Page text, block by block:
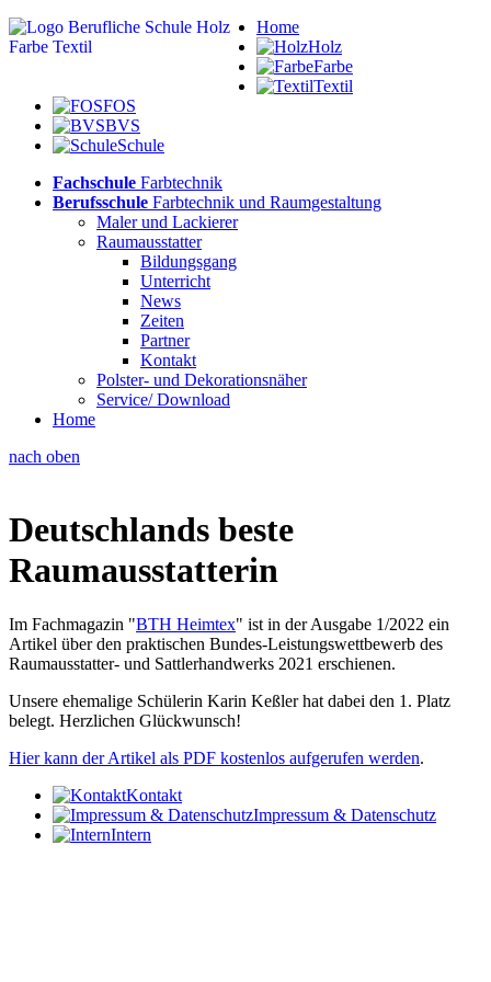
Home
Holz
Farbe
Textil
FOS
BVS
Schule
Fachschule Farbtechnik
Berufsschule Farbtechnik und Raumgestaltung
Maler und Lackierer
Raumausstatter
Bildungsgang
Unterricht
News
Zeiten
Partner
Kontakt
Polster- und Dekorationsnäher
Service/ Download
Home
nach oben
Deutschlands beste
Raumausstatterin
Im Fachmagazin "BTH Heimtex" ist in der Ausgabe 1/2022 ein
Artikel über den praktischen Bundes-Leistungswettbewerb des
Raumausstatter- und Sattlerhandwerks 2021 erschienen.
Unsere ehemalige Schülerin Karin Keßler hat dabei den 1. Platz
belegt. Herzlichen Glückwunsch!
Hier kann der Artikel als PDF kostenlos aufgerufen werden.
Kontakt
Impressum & Datenschutz
Intern